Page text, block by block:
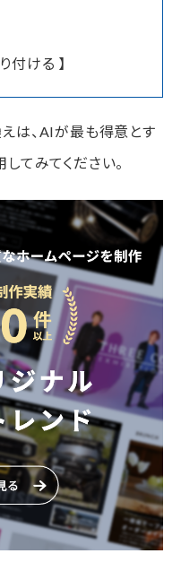
付ける 】
は、AIが最も得意とす
てみてください。